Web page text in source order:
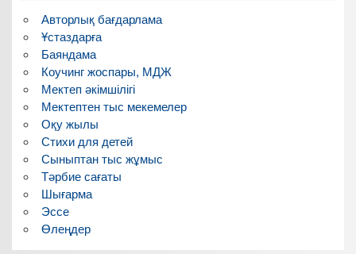
Авторлық бағдарлама
Ұстаздарға
Баяндама
Коучинг жоспары, МДЖ
Мектеп әкімшілігі
Мектептен тыс мекемелер
Оқу жылы
Стихи для детей
Сыныптан тыс жұмыс
Тәрбие сағаты
Шығарма
Эссе
Өлеңдер